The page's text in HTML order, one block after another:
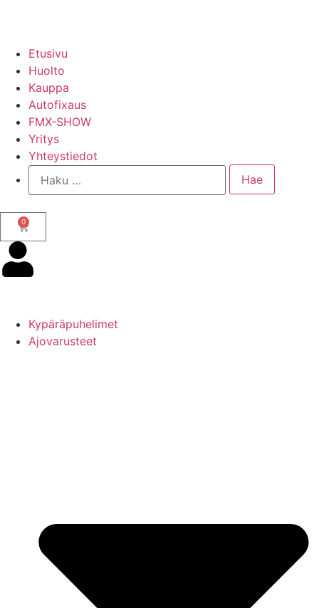
Etusivu
Huolto
Kauppa
Autofixaus
FMX-SHOW
Yritys
Yhteystiedot
0
Kypäräpuhelimet
Ajovarusteet